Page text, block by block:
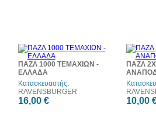
ΠΑΖΛ 1000 ΤΕΜΑΧΙΩΝ -
ΕΛΛΑΔΑ
Κατασκευαστής:
RAVENSBURGER
16,00 €
ΠΑΖΛ
10,00